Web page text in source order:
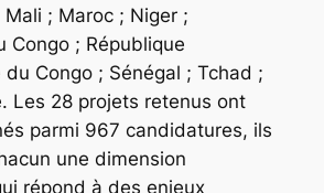
; Maroc ; Niger ;
Congo ; République
Congo ; Sénégal ; Tchad ;
Les 28 projets retenus ont
parmi 967 candidatures, ils
une dimension
répond à des enjeux